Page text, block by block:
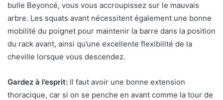
bulle Beyoncé, vous vous accroupissez sur le mauvais
arbre. Les squats avant nécessitent également une bonne
mobilité du poignet pour maintenir la barre dans la position
du rack avant, ainsi qu’une excellente flexibilité de la
cheville lorsque vous descendez.
Gardez à l’esprit: Il faut avoir une bonne extension
thoracique, car si on se penche en avant comme la tour de